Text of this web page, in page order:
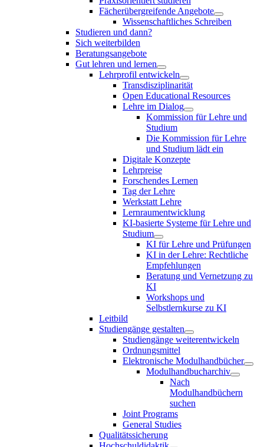
Fächerübergreifende Angebote
Wissenschaftliches Schreiben
Studieren und dann?
Sich weiterbilden
Beratungsangebote
Gut lehren und lernen
Lehrprofil entwickeln
Transdisziplinarität
Open Educational Resources
Lehre im Dialog
Kommission für Lehre und
Studium
Die Kommission für Lehre
und Studium lädt ein
Digitale Konzepte
Lehrpreise
Forschendes Lernen
Tag der Lehre
Werkstatt Lehre
Lernraumentwicklung
KI-basierte Systeme für Lehre und
Studium
KI für Lehre und Prüfungen
KI in der Lehre: Rechtliche
Empfehlungen
Beratung und Vernetzung zu
KI
Workshops und
Selbstlernkurse zu KI
Leitbild
Studiengänge gestalten
Studiengänge weiterentwickeln
Ordnungsmittel
Elektronische Modulhandbücher
Modulhandbucharchiv
Nach
Modulhandbüchern
suchen
Joint Programs
General Studies
Qualitätssicherung